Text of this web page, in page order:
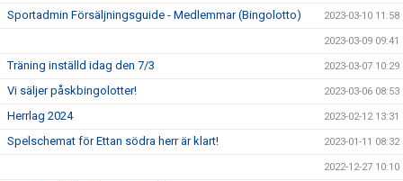
Sportadmin Försäljningsguide - Medlemmar (Bingolotto) 2023-03-10 11:58
2023-03-09 09:41
Träning inställd idag den 7/3 2023-03-07 10:29
Vi säljer påskbingolotter! 2023-03-06 08:53
Herrlag 2024 2023-02-12 13:31
Spelschemat för Ettan södra herr är klart! 2023-01-11 08:32
2022-12-27 10:10